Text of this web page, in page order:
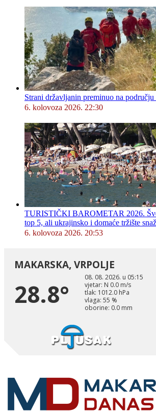
Strani državljanin preminuo na području
6. kolovoza 2026. 22:30
TURISTIČKI BAROMETAR 2026.
top 5, ali ukrajinsko i domaće tržište
6. kolovoza 2026. 20:53